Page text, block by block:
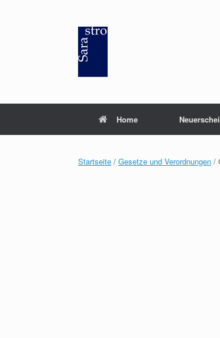
Home
Startseite / Gesetze und Verordnungen /